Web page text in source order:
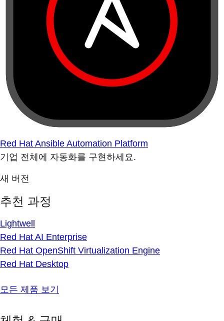
Red Hat Ansible Automation Platform
기업 전체에 자동화를 구현하세요.
새 버전
추천 과정
Lightwell
Red Hat AI Enterprise
Red Hat OpenShift Virtualization Engine
Red Hat Desktop
모든 제품 보기